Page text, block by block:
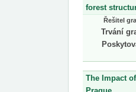
forest
Řešitel
Trvání
The Impact